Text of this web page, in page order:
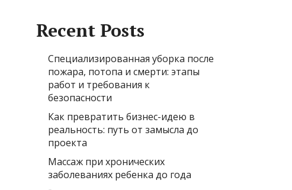
Recent Posts
Специализированная уборка после
пожара, потопа и смерти: этапы
работ и требования к
безопасности
Как превратить бизнес-идею в
реальность: путь от замысла до
проекта
Массаж при хронических
заболеваниях ребенка до года